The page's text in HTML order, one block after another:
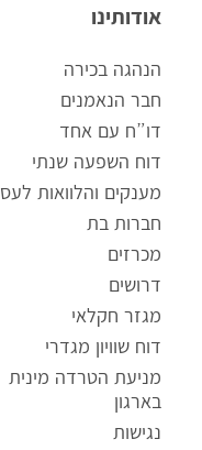
אודותינו
הנהגה בכירה
חבר הנאמנים
דו”ח עם אחד
דוח השפעה שנתי
מענקים והלוואות
חברות בת
מכרזים
דרושים
מגזר חקלאי
דוח שוויון מגדרי
ק
ו
ץ
מניעת הטרדה מינית
בארגון
נגישות